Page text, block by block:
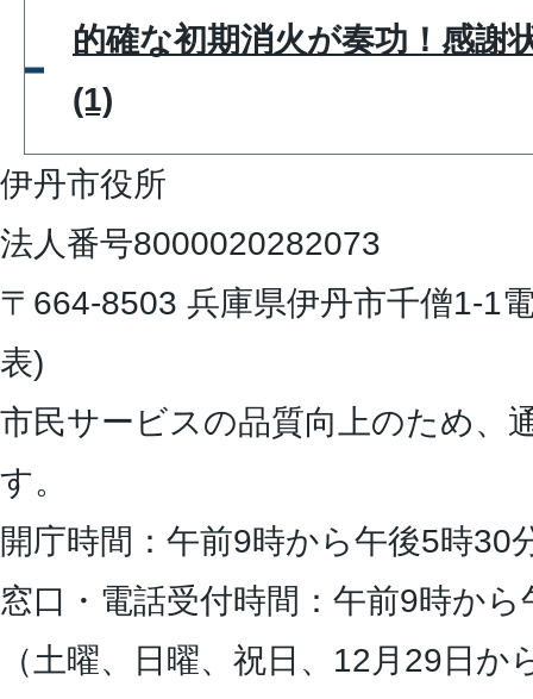
的確な初期消火が奏功！感謝
(1)
伊丹市役所
法人番号8000020282073
〒664-8503 兵庫県伊丹市千僧1-1
表)
市民サービスの品質向上のため、
す。
開庁時間：午前9時から午後5時30
窓口・電話受付時間：午前9時か
（土曜、日曜、祝日、12月29日